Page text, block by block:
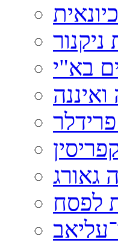
בא"י
גאורג
לפסח